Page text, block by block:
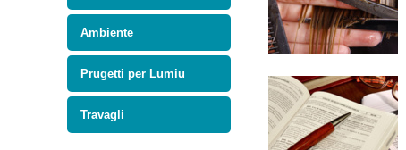
Ambiente
Prugetti per Lumiu
Travagli